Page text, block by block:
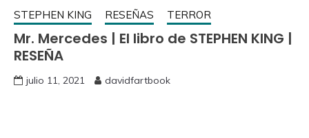
STEPHEN KING RESEÑAS TERROR
Mr. Mercedes | El libro de STEPHEN KING |
RESEÑA
julio 11, 2021 davidfartbook